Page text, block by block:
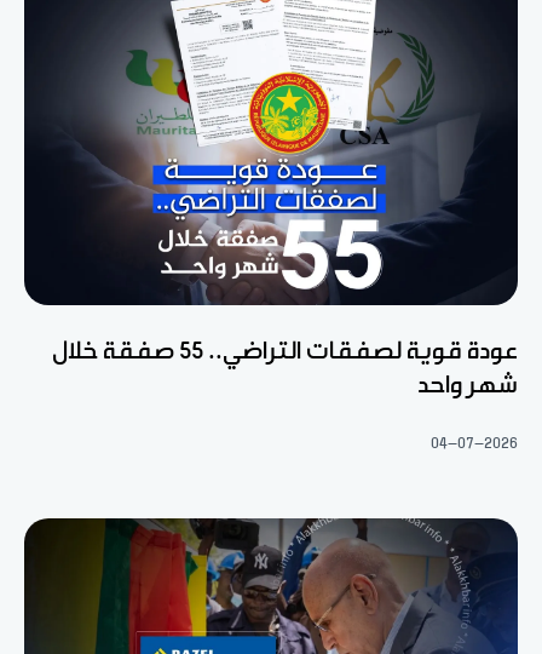
عودة قوية لصفقات التراضي.. 55 صفقة خلال
شهر واحد
04-07-2026